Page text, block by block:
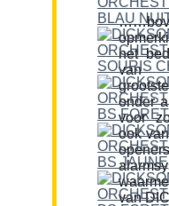
het
onder
voor
ook
van